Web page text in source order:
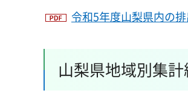
令和5年度山梨県内の
山梨県地域別集